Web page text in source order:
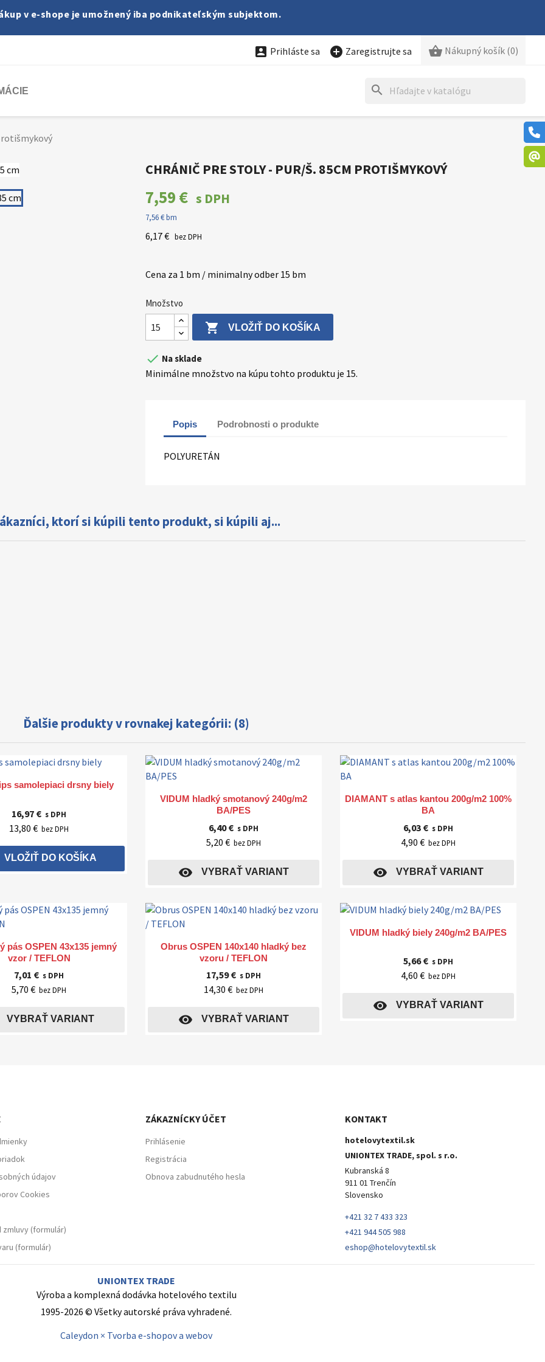
v e-shope je umožnený iba podnikateľským subjektom.
 Prihláste sa  Zaregistrujte sa  Nákupný košík (0)
search
CHRÁNIČ PRE STOLY - PUR/Š. 85CM PROTIŠMYKOVÝ
7,59 € s DPH
7,56 € bm
6,17 € bez DPH
Cena za 1 bm / minimalny odber 15 bm
Množstvo
 VLOŽIŤ DO KOŠÍKA
 Na sklade
Minimálne množstvo na kúpu tohto produktu je 15.
Popis Podrobnosti o produkte
POLYURETÁN
ktorí si kúpili tento produkt, si kúpili aj...
Ďalšie produkty v rovnakej kategórii: (8)
Rýchly náhľad
samolepiaci drsny biely
16,97 € s DPH
13,80 € bez DPH
VLOŽIŤ DO KOŠÍKA
Rýchly náhľad
VIDUM hladký smotanový 240g/m2
BA/PES
6,40 € s DPH
5,20 € bez DPH
visibility VYBRAŤ VARIANT
Rýchly náhľad
DIAMANT s atlas kantou 200g/m2 100%
BA
6,03 € s DPH
4,90 € bez DPH
visibility VYBRAŤ VARIANT
Rýchly náhľad
pás OSPEN 43x135 jemný
vzor / TEFLON
7,01 € s DPH
5,70 € bez DPH
VYBRAŤ VARIANT
Rýchly náhľad
Obrus OSPEN 140x140 hladký bez
vzoru / TEFLON
17,59 € s DPH
14,30 € bez DPH
visibility VYBRAŤ VARIANT
Rýchly náhľad
VIDUM hladký biely 240g/m2 BA/PES
5,66 € s DPH
4,60 € bez DPH
visibility VYBRAŤ VARIANT
údajov
Cookies
(formulár)
(formulár)
ZÁKAZNÍCKY ÚČET
Prihlásenie
Registrácia
Obnova zabudnutého hesla
KONTAKT
hotelovytextil.sk
UNIONTEX TRADE, spol. s r.o.
Kubranská 8
911 01 Trenčín
Slovensko
+421 32 7 433 323
+421 944 505 988
eshop@hotelovytextil.sk
UNIONTEX TRADE
Výroba a komplexná dodávka hotelového textilu
1995-2026 © Všetky autorské práva vyhradené.
Caleydon × Tvorba e-shopov a webov